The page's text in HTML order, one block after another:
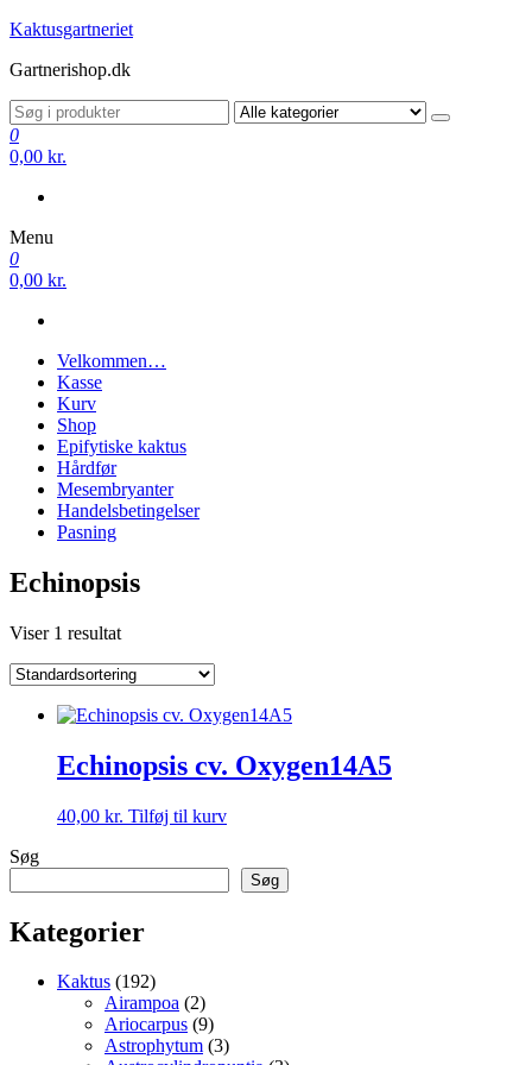
Videre
indhold
Kaktusgartneriet
Gartnerishop.dk
0
0,00 kr.
Menu
0
0,00 kr.
Velkommen…
Kasse
Kurv
Shop
Epifytiske kaktus
Hårdfør
Mesembryanter
Handelsbetingelser
Pasning
Echinopsis
Viser 1 resultat
Echinopsis cv. Oxygen14A5
40,00 kr. Tilføj til kurv
Søg
Søg
Kategorier
Kaktus 192192
varer
Airampoa 22
varer
Ariocarpus 99
varer
Astrophytum 33